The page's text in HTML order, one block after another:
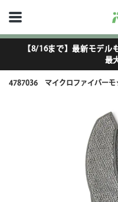
【8/16まで】最新モデル
最
4787036 マイクロファイバーモ